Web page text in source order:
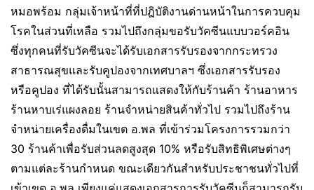
หมอพร้อม กลุ่มเจ้าหน้าที่ที่ปฎิบัติงานด่านหน้าในการควบคุม
โรคในส่วนที่เหลือ รวมไปถึงกลุ่มขอรับวัคซีนแบบวอร์คอิน
ซึ่งทุกคนที่รับวัคซีนจะได้รับเอกสารรับรองจากกระทรวง
สาธารณสุขและรับคูปองจากเทศบาลฯ ซึ่งเอกสารรับรอง
หรือคูปอง ที่ได้รับนั้นสามารถแสดงให้กับร้านค้า ร้านอาหาร
ร้านหาบเร่แผงลอย ร้านจำหน่ายสินค้าทั่วไป รวมไปถึงร้าน
จำหน่ายเครื่องดื่มในเขต อ.พล ที่เข้าร่วมโครงการรวมกว่า
30 ร้านค้าเพื่อรับส่วนลดสูงสุด 10% หรือรับสิทธิพิเศษต่างๆ
ตามแต่ละร้านกำหนด ขณะเดียวกันสำหรับประชาชนทั่วไปที่